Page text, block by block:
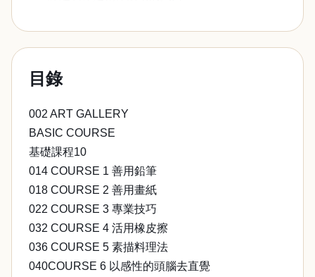
目錄
002 ART GALLERY
BASIC COURSE
基礎課程10
014 COURSE 1 善用鉛筆
018 COURSE 2 善用畫紙
022 COURSE 3 專業技巧
032 COURSE 4 活用橡皮擦
036 COURSE 5 素描料理法
040COURSE 6 以感性的頭腦去直覺